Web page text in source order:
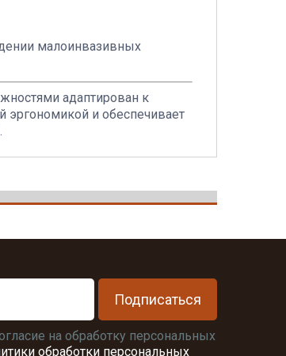
малоинвазивных
адаптирован к
и обеспечивает
Подписаться
на обработку персональных
обработки персональных